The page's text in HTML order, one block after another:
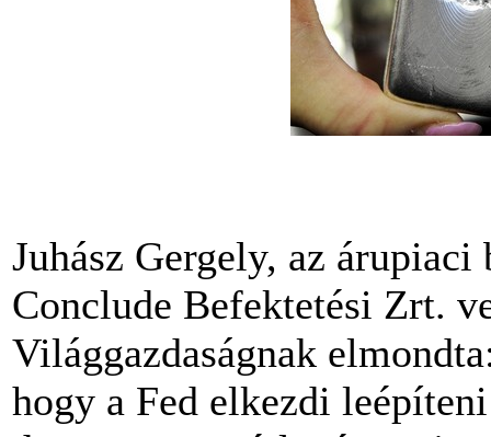
Juhász Gergely, az
Conclude Befektetési Zrt.
Világgazdaságnak
hogy a Fed elkezdi